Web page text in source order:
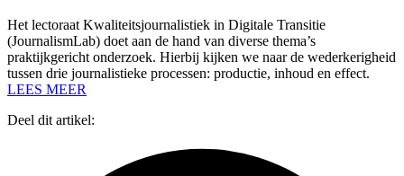
Het lectoraat Kwaliteitsjournalistiek in Digitale Transitie
(JournalismLab) doet aan de hand van diverse thema’s
praktijkgericht onderzoek. Hierbij kijken we naar de wederkerigheid
tussen drie journalistieke processen: productie, inhoud en effect.
LEES MEER
Deel dit artikel: